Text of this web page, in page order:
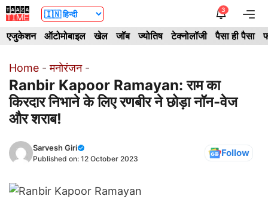
Skip
to
content
3
एजुकेशन ऑटोमोबाइल खेल जॉब ज्योतिष टेक्नोलॉजी पैसा ही पैसा
Home -मनोरंजन-
Ranbir Kapoor Ramayan: राम का
किरदार निभाने के लिए रणबीर ने छोड़ा नॉन-वेज
और शराब!
Sarvesh Giri
Published on: 12 October 2023 Follow